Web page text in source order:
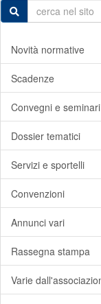
Novità normative
Scadenze
Convegni e seminari
Dossier tematici
Servizi e sportelli
Convenzioni
Annunci vari
Rassegna stampa
Varie